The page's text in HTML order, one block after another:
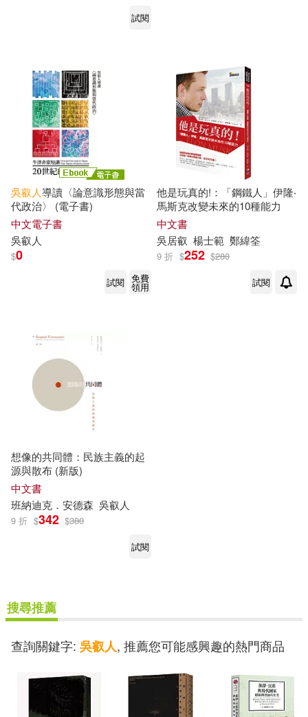
試閱
吳叡 人導讀〈論意識形態與當
代政治〉 (電子書)
中文電子書
吳叡 人
$0
試閱 免費
領用
他是玩真的!：「鋼鐵人」伊隆‧
馬斯克改變未來的10種能力
中文書
吳居叡 楊士範 鄭緯筌
9 折 $252 $280
試閱
想像的共同體：民族主義的起
源與散布 (新版)
中文書
班納迪克．安德森 吳叡 人
9 折 $342 $380
試閱
搜尋推薦
查詢關鍵字: 吳叡人, 推薦您可能感興趣的熱門商品